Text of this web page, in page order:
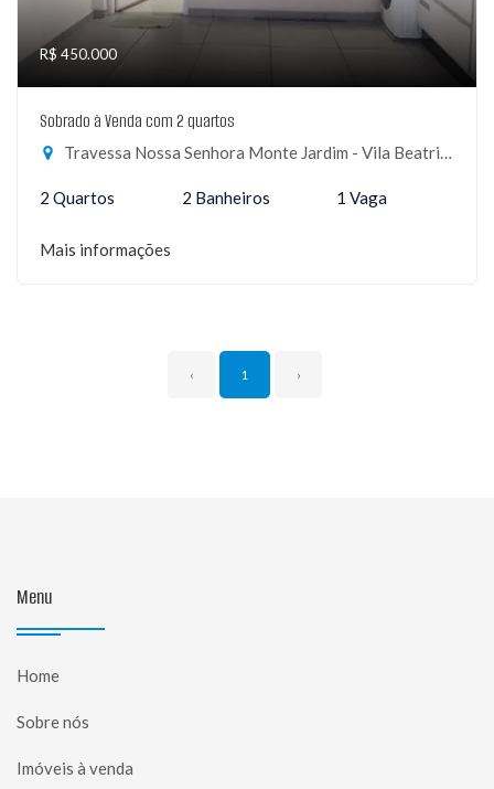
R$ 450.000
Sobrado à Venda com 2 quartos
Travessa Nossa Senhora Monte Jardim - Vila Beatriz, São Paulo-SP
2 Quartos 2 Banheiros 1 Vaga
Mais informações
‹ 1 ›
Menu
Home
Sobre nós
Imóveis à venda